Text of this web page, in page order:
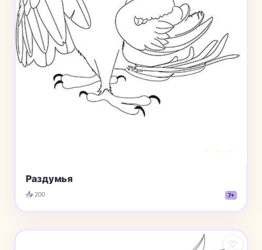
Раздумья
📥 200 7+
♡